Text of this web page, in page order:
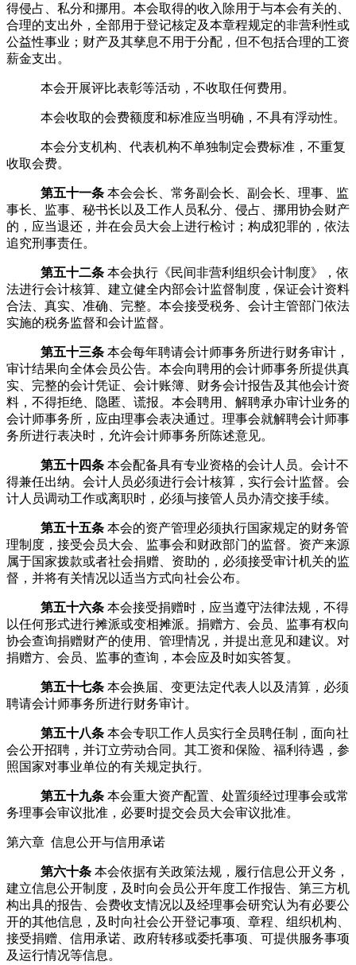
得侵占、私分和挪用。本会取得的收入除用于与本会有关的、
合理的支出外，全部用于登记核定及本章程规定的非营利性或
公益性事业；财产及其孳息不用于分配，但不包括合理的工资
薪金支出。
本会开展评比表彰等活动，不收取任何费用。
本会收取的会费额度和标准应当明确，不具有浮动性。
本会分支机构、代表机构不单独制定会费标准，不重复
收取会费。
第五十一条 本会会长、 常务副会长、 副会长、 理事、 监
事长 监事、 秘书长以及工作人员私分、侵占、挪用协会财产
的，应当退还，并在会员大会 上进行检讨；构成犯罪的，依法
追究刑事责任。
第五十二条 本会执行《民间非营利组织会计制度》，依
法进行会计核算、建立健全内部会计监督制度，保证会计资料
合法、真实、准确、完整。本会接受税务、会计主管部门依法
实施的税务监督和会计监督。
第五十三条 本会每年聘请会计师事务所进行财务审计，
审计结果向全体会员公告。本会向聘用的会计师事务所提供真
实、完整的会计凭证、会计账簿、财务会计报告及其他会计资
料，不得拒绝、隐匿、谎报。本会聘用、解聘承办审计业务的
会计师事务所，应由理事会表决通过。理事会就解聘会计师事
务所进行表决时，允许会计师事务所陈述意见。
第五十四条 本会配备具有专业资格的会计人员。会计不
得兼任出纳。会计人员必须进行会计核算，实行会计监督。会
计人员调动工作或离职时，必须与接管人员办清交接手续。
第五十五条 本会的资产管理必须执行国家规定的财务管
理制度，接受会员大会、监事会和财政部门的监督。资产来源
属于国家拨款或者社会捐赠、资助的，必须接受审计机关的监
督，并将有关情况以适当方式向社会公布。
第五十六条 本会接受捐赠时，应当遵守法律法规，不得
以任何形式进行摊派或变相摊派。捐赠方、会员、监事有权向
协会查询捐赠财产的使用、管理情况，并提出意见和建议。对
捐赠方、会员、监事的查询，本会应及时如实答复。
第五十七条 本会换届、变更法定代表人以及清算，必须
聘请会计师事务所进行财务审计。
第五十八条 本会专职工作人员实行全员聘任制，面向社
会公开招聘，并订立劳动合同。其工资和保险、福利待遇，参
照国家对事业单位的有关规定执行。
第五十九条 本会重大资产配置、处置须经过理事会或常
务理事会审议批准，必要时提交会员大会审议批准。
第六章 信息公开与信用承诺
第六十条 本会依据有关政策法规，履行信息公开义务，
建立信息公开制度，及时向会员公开年度工作报告、第三方机
构出具的报告、会费收支情况以及经理事会研究认为有必要公
开的其他信息，及时向社会公开登记事项、章程、组织机构、
接受捐赠、信用承诺、政府转移或委托事项、可提供服务事项
及运行情况等信息。